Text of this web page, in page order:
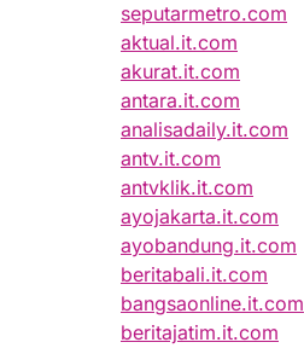
seputarmetro.com
aktual.it.com
akurat.it.com
antara.it.com
analisadaily.it.com
antv.it.com
antvklik.it.com
ayojakarta.it.com
ayobandung.it.com
beritabali.it.com
bangsaonline.it.com
beritajatim.it.com